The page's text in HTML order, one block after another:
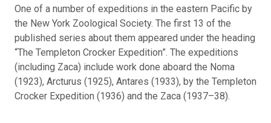
One of a number of expeditions in the eastern Pacific by
the New York Zoological Society. The first 13 of the
published series about them appeared under the heading
“The Templeton Crocker Expedition”. The expeditions
(including Zaca) include work done aboard the Noma
(1923), Arcturus (1925), Antares (1933), by the Templeton
Crocker Expedition (1936) and the Zaca (1937–38).